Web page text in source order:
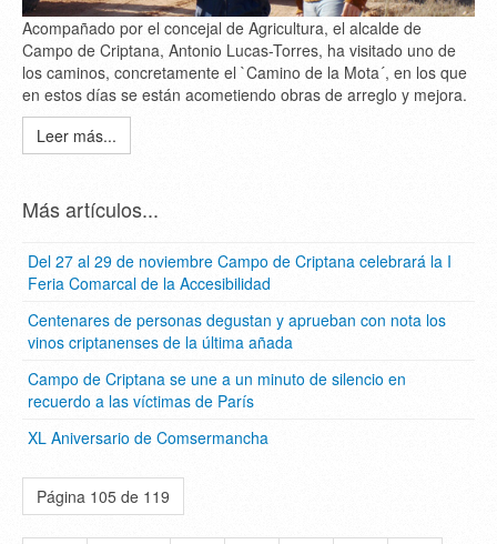
Acompañado por el concejal de Agricultura, el alcalde de
Campo de Criptana, Antonio Lucas-Torres, ha visitado uno de
los caminos, concretamente el `Camino de la Mota´, en los que
en estos días se están acometiendo obras de arreglo y mejora.
Leer más...
Más artículos...
Del 27 al 29 de noviembre Campo de Criptana celebrará la I
Feria Comarcal de la Accesibilidad
Centenares de personas degustan y aprueban con nota los
vinos criptanenses de la última añada
Campo de Criptana se une a un minuto de silencio en
recuerdo a las víctimas de París
XL Aniversario de Comsermancha
Página 105 de 119